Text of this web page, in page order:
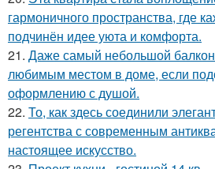
гармоничного пространства, где
подчинён идее уюта и комфорта.
21. Даже самый небольшой балкон
любимым местом в доме, если
оформлению с душой.
22. То, как здесь соединили
регентства с современным
настоящее искусство.